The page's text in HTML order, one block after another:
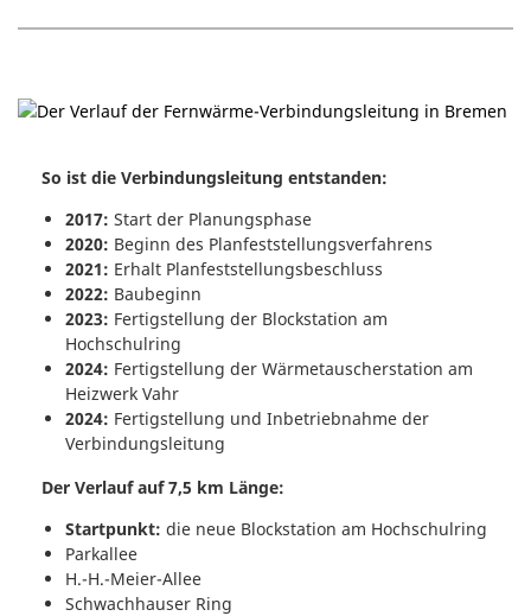
So ist die Verbindungsleitung entstanden:
2017: Start der Planungsphase
2020: Beginn des Planfeststellungsverfahrens
2021: Erhalt Planfeststellungsbeschluss
2022: Baubeginn
2023: Fertigstellung der Blockstation am
Hochschulring
2024: Fertigstellung der Wärmetauscherstation am
Heizwerk Vahr
2024: Fertigstellung und Inbetriebnahme der
Verbindungsleitung
Der Verlauf auf 7,5 km Länge:
Startpunkt: die neue Blockstation am Hochschulring
Parkallee
H.-H.-Meier-Allee
Schwachhauser Ring